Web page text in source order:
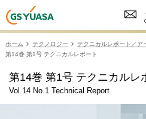
ホーム テクノロジー
テクニカルレポート／ア
第14巻 第1号 テクニカルレポート
第14巻 第1号 テクニカルレ
Vol.14 No.1 Technical Report